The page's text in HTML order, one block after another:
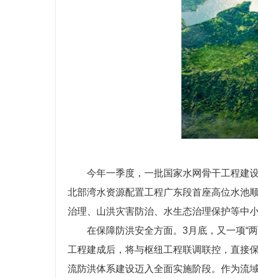
今年一季度，一批国家水网骨干工程建
北部湾水资源配置工程广东段首座高位水池
治理、山洪灾害防治、水生态治理保护等中
在保障防洪安全方面。3月底，又一项“
工程建成后，将与枢纽工程联调联控，直接
流防洪体系建设迈入全面实施阶段。作为流